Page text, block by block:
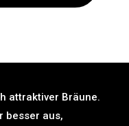
attraktiver Bräune.
besser aus,